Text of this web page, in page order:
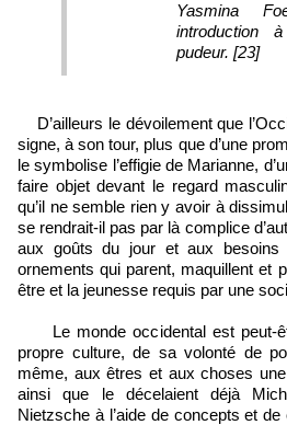
Yasmina
introduction
pudeur. [23]
D’ailleurs le dévoilement que
signe, à son tour, plus que d’une
le symbolise l’effigie de Marianne,
faire objet devant le regard
qu’il ne semble rien y avoir à
se rendrait-il pas par là complice
aux goûts du jour et aux besoins
ornements qui parent, maquillent et
être et la jeunesse requis par une
Le monde occidental est peut-
propre culture, de sa volonté de
même, aux êtres et aux choses
ainsi que le décelaient déjà
Nietzsche à l’aide de concepts et